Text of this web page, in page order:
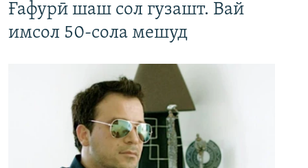
Ғафурӣ шаш сол гузашт. Вай
имсол 50-сола мешуд